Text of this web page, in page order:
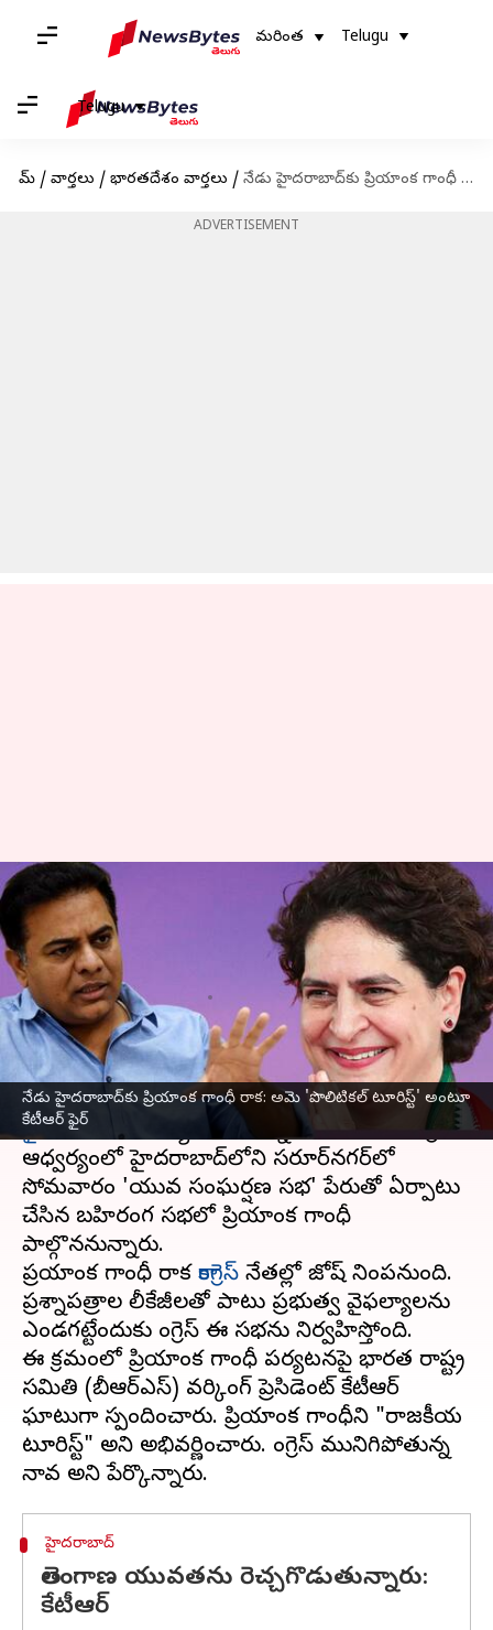
మరింత Telugu
Telugu
హోమ్ / వార్తలు / భారతదేశం వార్తలు / నేడు హైదరాబాద్‌కు ప్రియాంక గాంధీ రాక: అమె 'పొలిటికల్ టూరిస్ట్' అంటూ కేటీఆర్ ఫైర్
ADVERTISEMENT
నేడు హైదరాబాద్‌కు ప్రియాంక గాంధీ రాక: అమె 'పొలిటికల్ టూరిస్ట్' అంటూ
కేటీఆర్ ఫైర్
నేడు హైదరాబాద్‌కు ప్రియాంక గాంధీ
రాక: అమె 'పొలిటికల్ టూరిస్ట్'
అంటూ కేటీఆర్ ఫైర్
వ్రాసిన వారు Stalin May 08, 2023
ఈ వార్తాకథనం ఏంటి
కాంగ్రెస్ అగ్రనేతప్రియాంక గాంధీసోమవారం
హైదరాబాద్‌లో పర్యటించనున్నారు. తెలంగాణ కాంగ్రెస్
ఆధ్వర్యంలో హైదరాబాద్‌లోని సరూర్‌నగర్‌లో
సోమవారం 'యువ సంఘర్షణ సభ' పేరుతో ఏర్పాటు
చేసిన బహిరంగ సభలో ప్రియాంక గాంధీ
పాల్గొననున్నారు.
ప్రయాంక గాంధీ రాక కాంగ్రెస్ నేతల్లో జోష్ నింపనుంది.
ప్రశ్నాపత్రాల లీకేజీలతో పాటు ప్రభుత్వ వైఫల్యాలను
ఎండగట్టేందుకు కాంగ్రెస్ ఈ సభను నిర్వహిస్తోంది.
ఈ క్రమంలో ప్రియాంక గాంధీ పర్యటనపై భారత రాష్ట్ర
సమితి (బీఆర్‌ఎస్) వర్కింగ్ ప్రెసిడెంట్ కేటీఆర్
ఘాటుగా స్పందించారు. ప్రియాంక గాంధీని "రాజకీయ
టూరిస్ట్" అని అభివర్ణించారు. కాంగ్రెస్ మునిగిపోతున్న
హైదరాబాద్
తెలంగాణ యువతను రెచ్చగొడుతున్నారు:
కేటీఆర్